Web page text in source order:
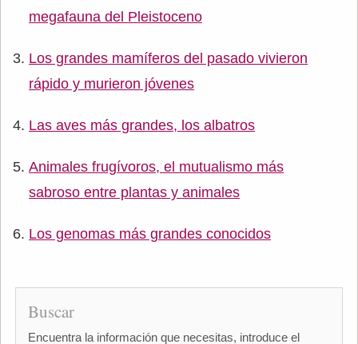
megafauna del Pleistoceno
Los grandes mamíferos del pasado vivieron
rápido y murieron jóvenes
Las aves más grandes, los albatros
Animales frugívoros, el mutualismo más
sabroso entre plantas y animales
Los genomas más grandes conocidos
Buscar
Encuentra la información que necesitas, introduce el